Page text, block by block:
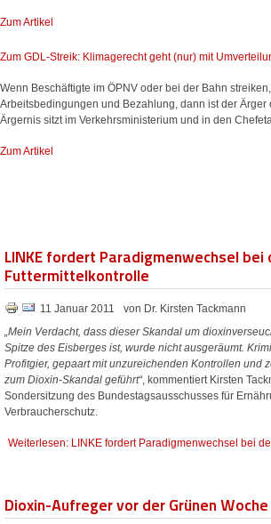
Zum Artikel
Zum GDL-Streik: Klimagerecht geht (nur) mit
Wenn Beschäftigte im ÖPNV oder bei der Bahn
Arbeitsbedingungen und Bezahlung, dann ist der Ärger
Ärgernis sitzt im Verkehrsministerium und in den
Zum Artikel
LINKE fordert Paradigmenwechsel bei
Futtermittelkontrolle
11 Januar 2011
von Dr. Kirsten Tackmann
„Mein Verdacht, dass dieser Skandal um
Spitze des Eisberges ist, wurde nicht ausgeräumt.
Profitgier, gepaart mit unzureichenden Kontrollen und
zum Dioxin-Skandal geführt“, kommentiert Kirsten
Sondersitzung des Bundestagsausschusses für
Verbraucherschutz.
Weiterlesen: LINKE fordert Paradigmenwechsel bei
Dioxin-Aufreger vor der Grünen Woche